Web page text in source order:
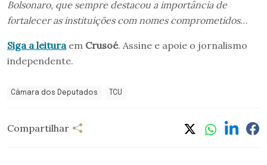
Bolsonaro, que sempre destacou a importância de
fortalecer as instituições com nomes comprometidos…
Siga a leituraem Crusoé. Assine e apoie o jornalismo
independente.
Câmara dos Deputados TCU
Compartilhar